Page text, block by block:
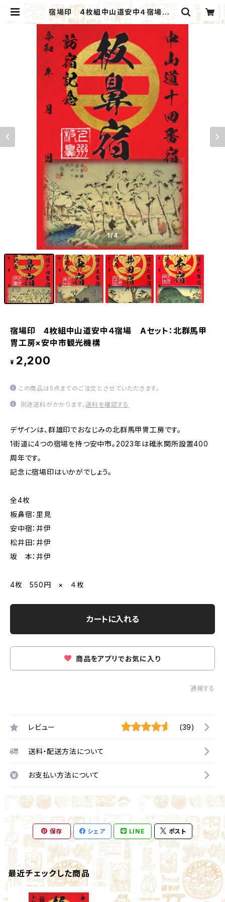
宿場印 4枚組中山道安中４宿場 A
セット：北群馬甲冑工房×安中市観光
機構 | ANNAKA GIFT MARKET
1/4
宿場印 4枚組中山道安中４宿場 Aセット：北群馬甲
冑工房×安中市観光機構
¥ 2,200
この商品は5点までのご注文とさせていただきます。
別途送料がかかります。送料を確認する
デザインは、群雄印でおなじみの北群馬甲冑工房です。
1街道に4つの宿場を持つ安中市。2023年は碓氷関所設置400
周年です。
記念に宿場印はいかがでしょう。
全4枚
板鼻宿：里見
安中宿：井伊
松井田：井伊
坂 本：井伊
4枚 550円 × ４枚
カートに入れる
商品をアプリでお気に入り
通報する
レビュー (39)
送料・配送方法について
お支払い方法について
保存 シェア LINE ポスト
最近チェックした商品